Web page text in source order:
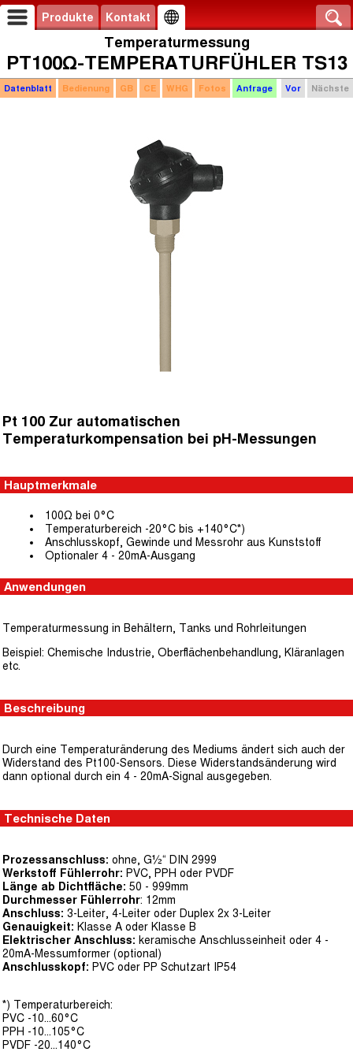
Produkte Kontakt
Temperaturmessung
PT100Ω-TEMPERATURFÜHLER TS13
Vor Nächste
Datenblatt Bedienung GB CE WHG Fotos Anfrage
Pt 100 Zur automatischen
Temperaturkompensation bei pH-Messungen
Hauptmerkmale
100Ω bei 0°C
Temperaturbereich -20°C bis +140°C*)
Anschlusskopf, Gewinde und Messrohr aus Kunststoff
Optionaler 4 - 20mA-Ausgang
Anwendungen
Temperaturmessung in Behältern, Tanks und Rohrleitungen
Beispiel: Chemische Industrie, Oberflächenbehandlung, Kläranlagen
etc.
Beschreibung
Durch eine Temperaturänderung des Mediums ändert sich auch der
Widerstand des Pt100-Sensors. Diese Widerstandsänderung wird
dann optional durch ein 4 - 20mA-Signal ausgegeben.
Technische Daten
Prozessanschluss: ohne, G½“ DIN 2999
Werkstoff Fühlerrohr: PVC, PPH oder PVDF
Länge ab Dichtfläche: 50 - 999mm
Durchmesser Fühlerrohr: 12mm
Anschluss: 3-Leiter, 4-Leiter oder Duplex 2x 3-Leiter
Genauigkeit: Klasse A oder Klasse B
Elektrischer Anschluss: keramische Anschlusseinheit oder 4 -
20mA-Messumformer (optional)
Anschlusskopf: PVC oder PP Schutzart IP54
*) Temperaturbereich:
PVC -10...60°C
PPH -10...105°C
PVDF -20...140°C